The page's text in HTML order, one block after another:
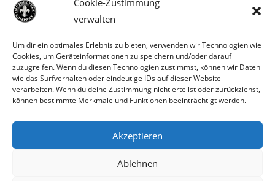
Cookie-Zustimmung
verwalten
Um dir ein optimales Erlebnis zu bieten, verwenden wir Technologien wie
Cookies, um Geräteinformationen zu speichern und/oder darauf
zuzugreifen. Wenn du diesen Technologien zustimmst, können wir Daten
wie das Surfverhalten oder eindeutige IDs auf dieser Website
verarbeiten. Wenn du deine Zustimmung nicht erteilst oder zurückziehst,
können bestimmte Merkmale und Funktionen beeinträchtigt werden.
Akzeptieren
Ablehnen
Parts für Harley Davidson, Indian und